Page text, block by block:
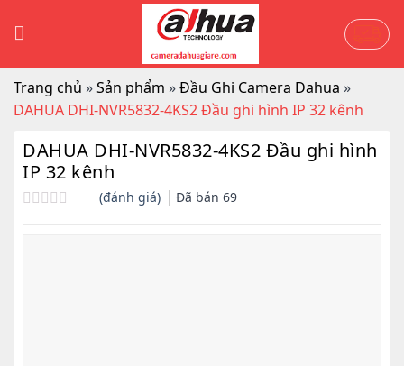
Trang chủ »Sản phẩm »Đầu Ghi Camera Dahua »
DAHUA DHI-NVR5832-4KS2 Đầu ghi hình IP 32 kênh
DAHUA DHI-NVR5832-4KS2 Đầu ghi hình
IP 32 kênh
(đánh giá) Đã bán 69